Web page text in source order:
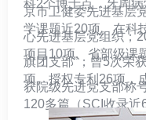
科2个博士点，牙周
学课题近20项。在科
项目10项、省部级课
项。授权专利26项，
120多篇（SCI收录
京市卫健委先进基层
心先进基层党组织；
旗团支部”；曾5次荣
获院级先进党支部称